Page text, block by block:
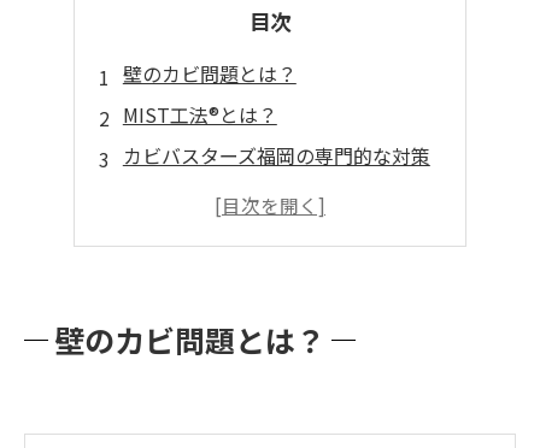
目次
壁のカビ問題とは？
MIST工法®とは？
カビバスターズ福岡の専門的な対策
MIST工法®の特長
壁のカビ問題とは？